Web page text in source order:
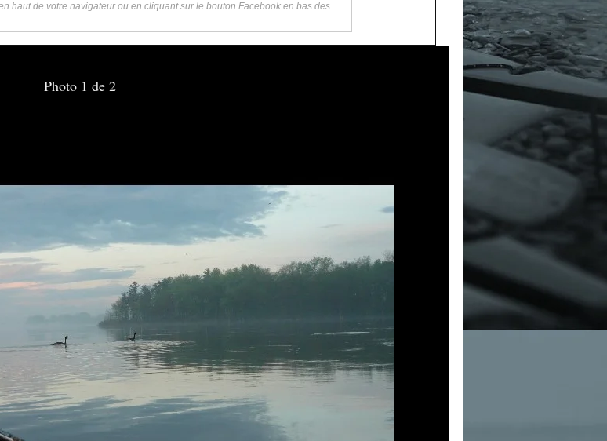
haut de votre navigateur ou en cliquant sur le bouton Facebook en bas des
Photo 1 de 2